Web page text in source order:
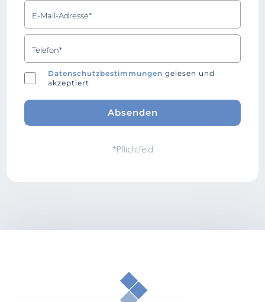
Datenschutzbestimmungen gelesen und
akzeptiert
*Pflichtfeld